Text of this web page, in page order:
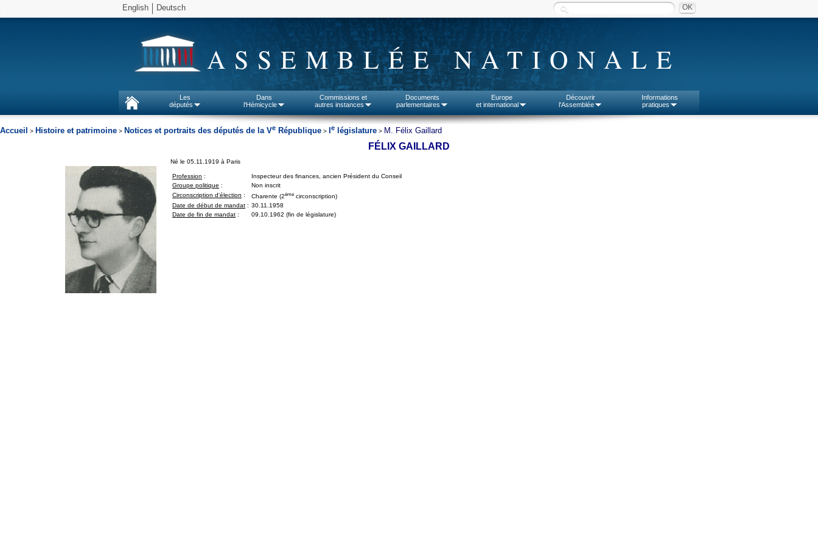
English Deutsch
ASSEMBLÉE NATIONALE
Les
députés
Dans
l'Hémicycle
Commissions et
autres instances
Documents
parlementaires
Europe
et international
Découvrir
l'Assemblée
Informations
pratiques
Accueil > Histoire et patrimoine > Notices et portraits des députés de la Ve République > e législature > M. Félix Gaillard
FÉLIX GAILLARD
Né le 05.11.1919 à Paris
Profession :
Inspecteur des finances, ancien Président du Conseil
Groupe politique :
Non inscrit
Circonscription d'élection : Charente (2ème circonscription)
Date de début de mandat : 30.11.1958
Date de fin de mandat : 09.10.1962 (fin de législature)